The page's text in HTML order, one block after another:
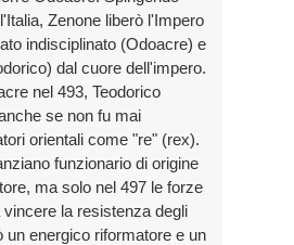
Zenone liberò l'Impero
indisciplinato (Odoacre) e
dal cuore dell'impero.
nel 493, Teodorico
se non fu mai
orientali come "re" (rex).
funzionario di origine
ma solo nel 497 le forze
la resistenza degli
un energico riformatore e un